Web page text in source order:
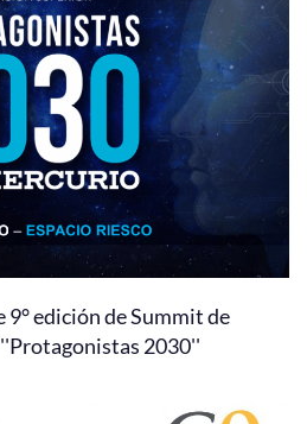
edición de Summit de
2030''